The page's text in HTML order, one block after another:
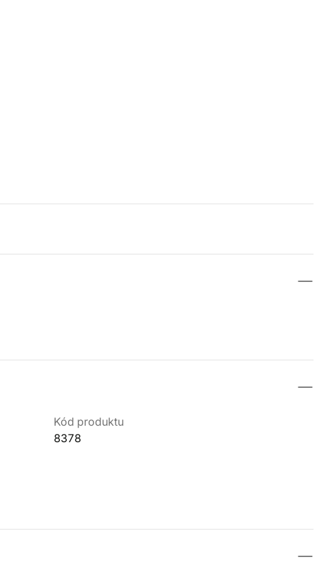
Kód produktu
8378